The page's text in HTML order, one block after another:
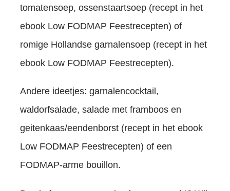
tomatensoep, ossenstaartsoep (recept in het
ebook Low FODMAP Feestrecepten) of
romige Hollandse garnalensoep (recept in het
ebook Low FODMAP Feestrecepten).
Andere ideetjes: garnalencocktail,
waldorfsalade, salade met framboos en
geitenkaas/eendenborst (recept in het ebook
Low FODMAP Feestrecepten) of een
FODMAP-arme bouillon.